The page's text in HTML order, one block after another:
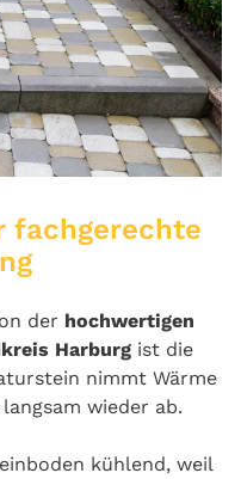
fachgerechte
der hochwertigen
Harburg ist die
nimmt Wärme
wieder ab.
kühlend, weil